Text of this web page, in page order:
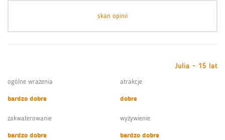
skan opinii
Julia - 15 lat
ogólne wrażenia
bardzo dobre
atrakcje
dobre
zakwaterowanie
bardzo dobre
wyżywienie
bardzo dobre